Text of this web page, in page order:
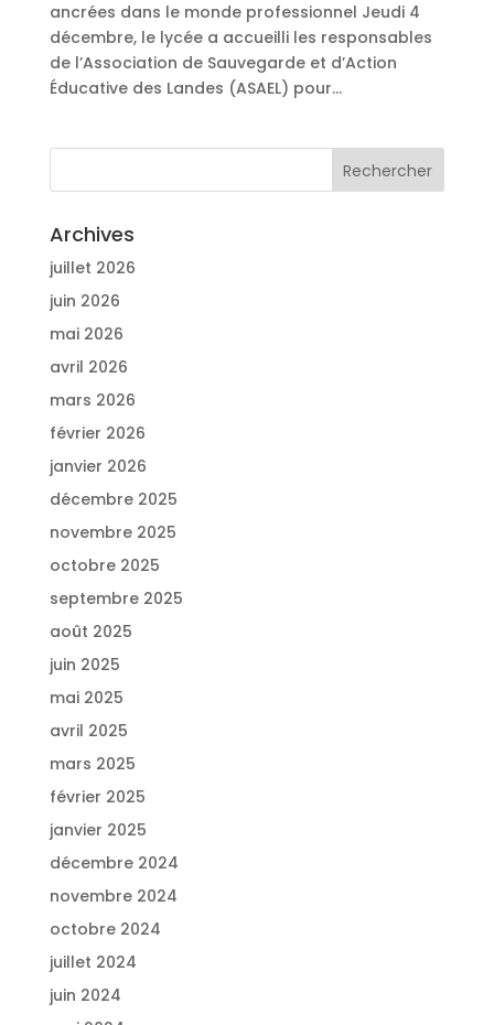
ancrées dans le monde professionnel Jeudi 4
décembre, le lycée a accueilli les responsables
de l’Association de Sauvegarde et d’Action
Éducative des Landes (ASAEL) pour...
Archives
juillet 2026
juin 2026
mai 2026
avril 2026
mars 2026
février 2026
janvier 2026
décembre 2025
novembre 2025
octobre 2025
septembre 2025
août 2025
juin 2025
mai 2025
avril 2025
mars 2025
février 2025
janvier 2025
décembre 2024
novembre 2024
octobre 2024
juillet 2024
juin 2024